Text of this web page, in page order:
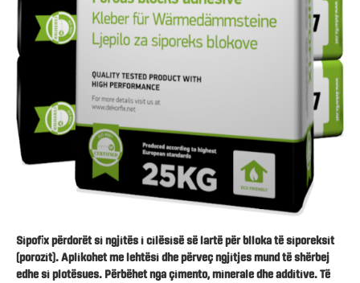
Sipofix përdorët si ngjitës i cilësisë së lartë për blloka të siporeksit
(porozit). Aplikohet me lehtësi dhe përveç ngjitjes mund të shërbej
edhe si plotësues. Përbëhet nga çimento, minerale dhe additive. Të